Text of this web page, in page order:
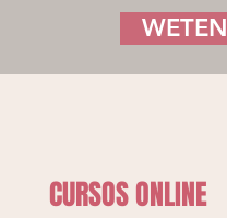
WETEN
CURSOS ONLINE